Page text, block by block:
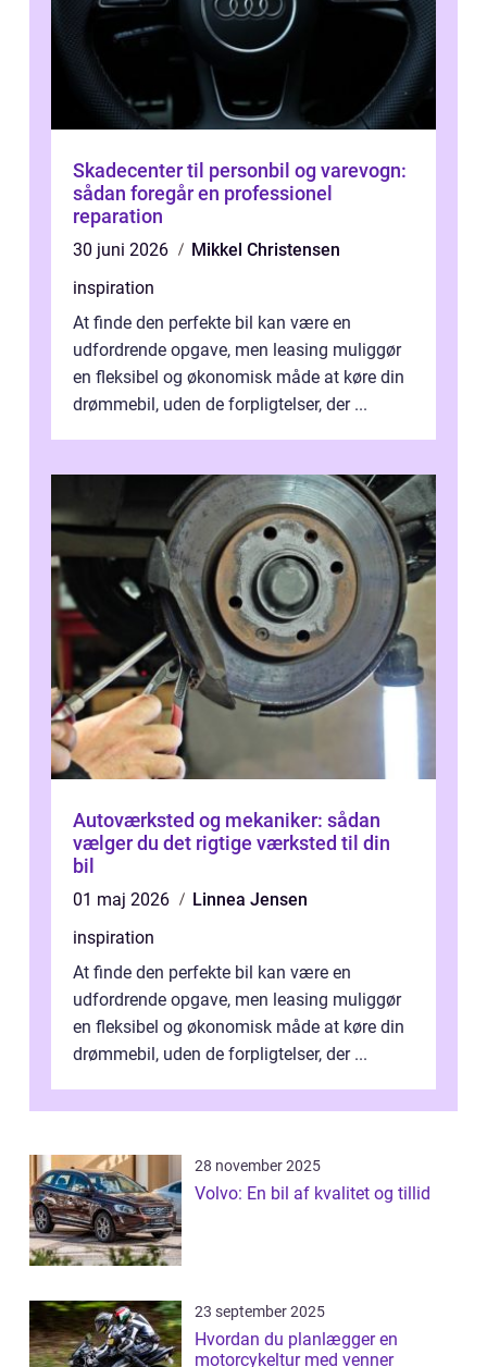
Skadecenter til personbil og varevogn:
sådan foregår en professionel
reparation
30 juni 2026
Mikkel Christensen
inspiration
At finde den perfekte bil kan være en
udfordrende opgave, men leasing muliggør
en fleksibel og økonomisk måde at køre din
drømmebil, uden de forpligtelser, der ...
Autoværksted og mekaniker: sådan
vælger du det rigtige værksted til din
bil
01 maj 2026
Linnea Jensen
inspiration
At finde den perfekte bil kan være en
udfordrende opgave, men leasing muliggør
en fleksibel og økonomisk måde at køre din
drømmebil, uden de forpligtelser, der ...
28 november 2025
Volvo: En bil af kvalitet og tillid
23 september 2025
Hvordan du planlægger en
motorcykeltur med venner